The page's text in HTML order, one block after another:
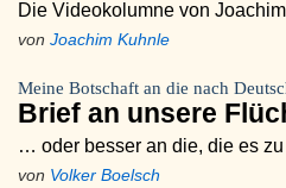
Die Videokolumne von
von Joachim Kuhnle
Meine Botschaft an die nach
Brief an unsere
… oder besser an die, die es
von Volker Boelsch